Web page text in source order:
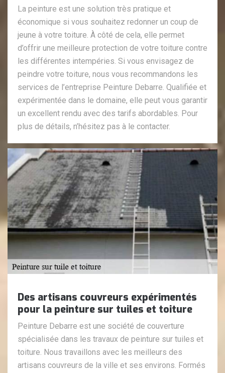
La peinture est une solution très pratique et
économique si vous souhaitez redonner un coup de
jeune à votre toiture. À côté de cela, elle permet
d’offrir une meilleure protection de votre toiture contre
les différentes intempéries. Si vous envisagez de
peindre votre toiture, nous vous recommandons les
services de l’entreprise Peinture Debarre. Qualifiée et
expérimentée dans le domaine, elle peut vous garantir
un excellent rendu avec des tarifs abordables. Pour
plus de détails, n’hésitez pas à le contacter.
Des artisans couvreurs expérimentés
pour la peinture sur tuiles et toiture
Peinture Debarre est une société de couverture
spécialisée dans les travaux de peinture sur tuiles et
toiture. Nous travaillons avec les meilleurs des
artisans couvreurs de la ville et ses environs. Formés